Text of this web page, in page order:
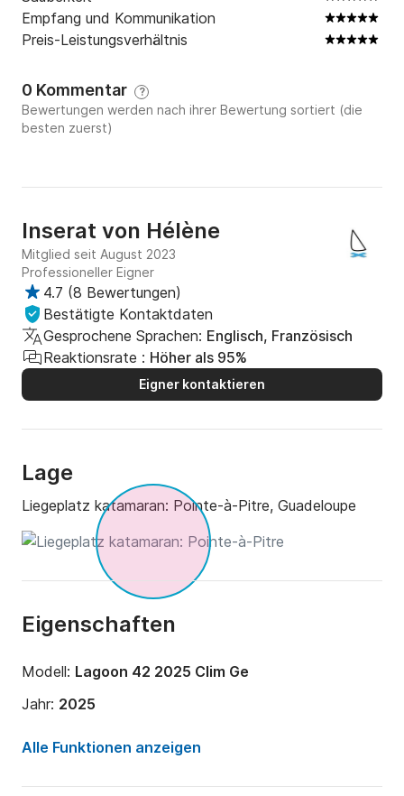
Empfang und Kommunikation
Preis-Leistungsverhältnis
0 Kommentar ?
Bewertungen werden nach ihrer Bewertung sortiert (die
besten zuerst)
Inserat von Hélène
Mitglied seit August 2023
Professioneller Eigner
4.7 (8 Bewertungen)
Bestätigte Kontaktdaten
Gesprochene Sprachen: Englisch, Französisch
Reaktionsrate : Höher als 95%
Eigner kontaktieren
Lage
Liegeplatz katamaran: Pointe-à-Pitre, Guadeloupe
Eigenschaften
Modell: Lagoon 42 2025 Clim Ge
Jahr: 2025
Anzahl Plätze an Bord:
Alle Funktionen anzeigen